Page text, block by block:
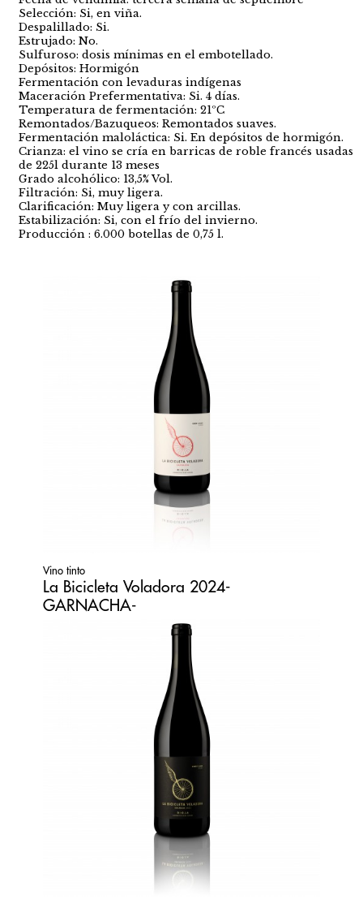
Selección: Si, en viña.
Despalillado: Si.
Estrujado: No.
Sulfuroso: dosis mínimas en el embotellado.
Depósitos: Hormigón
Fermentación con levaduras indígenas
Maceración Prefermentativa: Si. 4 días.
Temperatura de fermentación: 21ºC
Remontados/Bazuqueos: Remontados suaves.
Fermentación maloláctica: Si. En depósitos de hormigón.
Crianza: el vino se cría en barricas de roble francés usadas
de 225l durante 13 meses
Grado alcohólico: 13,5% Vol.
Filtración: Si, muy ligera.
Clarificación: Muy ligera y con arcillas.
Estabilización: Si, con el frío del invierno.
Producción : 6.000 botellas de 0,75 l.
Vino tinto
La Bicicleta Voladora 2024-
GARNACHA-